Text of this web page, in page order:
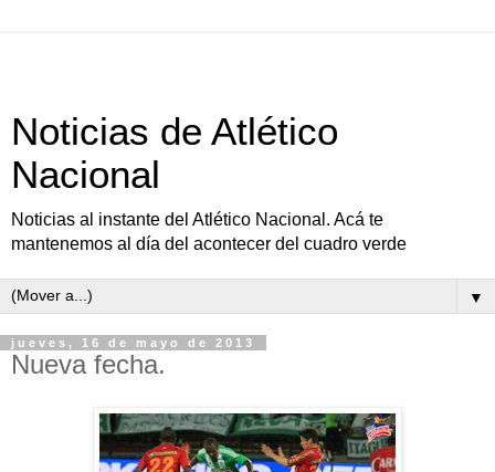
Noticias de Atlético
Nacional
Noticias al instante del Atlético Nacional. Acá te
mantenemos al día del acontecer del cuadro verde
▼
jueves, 16 de mayo de 2013
Nueva fecha.